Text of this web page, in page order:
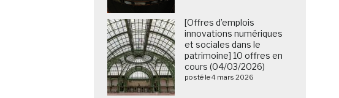
[Offres d’emplois
innovations numériques
et sociales dans le
patrimoine] 10 offres en
cours (04/03/2026)
posté le 4 mars 2026